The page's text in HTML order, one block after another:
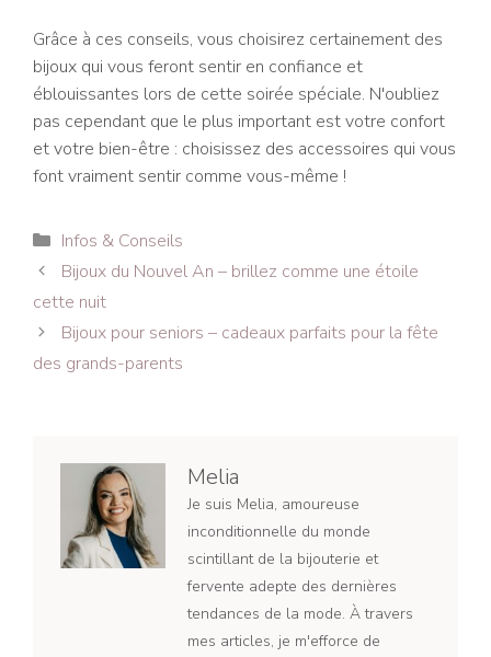
Grâce à ces conseils, vous choisirez certainement des
bijoux qui vous feront sentir en confiance et
éblouissantes lors de cette soirée spéciale. N'oubliez
pas cependant que le plus important est votre confort
et votre bien-être : choisissez des accessoires qui vous
font vraiment sentir comme vous-même !
Catégories
Infos & Conseils
Navigation
des
articles
Bijoux du Nouvel An – brillez comme une étoile
cette nuit
Bijoux pour seniors – cadeaux parfaits pour la fête
des grands-parents
Melia
Je suis Melia, amoureuse
inconditionnelle du monde
scintillant de la bijouterie et
fervente adepte des dernières
tendances de la mode. À travers
mes articles, je m'efforce de